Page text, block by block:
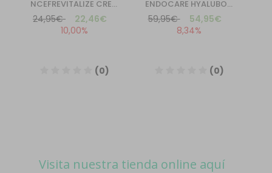
Visita nuestra tienda online aquí